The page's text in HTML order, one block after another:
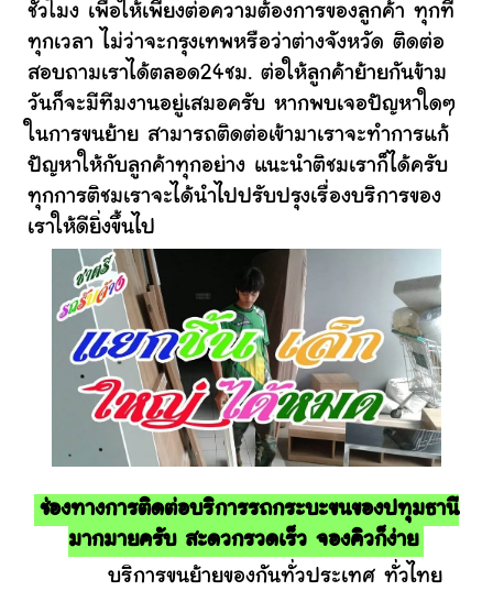
ชั่วโมง เพื่อให้เพียงต่อความต้องการของลูกค้า ทุกที่
ทุกเวลา ไม่ว่าจะกรุงเทพหรือว่าต่างจังหวัด ติดต่อ
สอบถามเราได้ตลอด24ชม. ต่อให้ลูกค้าย้ายกันข้าม
วันก็จะมีทีมงานอยู่เสมอครับ หากพบเจอปัญหาใดๆ
ในการขนย้าย สามารถติดต่อเข้ามาเราจะทำการแก้
ปัญหาให้กับลูกค้าทุกอย่าง แนะนำติชมเราก็ได้ครับ
ทุกการติชมเราจะได้นำไปปรับปรุงเรื่องบริการของ
เราให้ดียิ่งขึ้นไป
ช่องทางการติดต่อบริการรถกระบะขนของปทุมธานี
มากมายครับ สะดวกรวดเร็ว จองคิวก็ง่าย
บริการขนย้ายของกันทั่วประเทศ ทั่วไทย